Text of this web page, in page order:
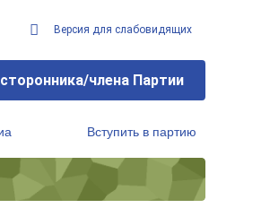
Версия для слабовидящих
члена Партии
Вступить в партию